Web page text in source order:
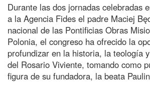
Durante las dos jornadas celebradas
a la Agencia Fides el padre Maciej
nacional de las Pontificias Obras
Polonia, el congreso ha ofrecido la
profundizar en la historia, la teología
del Rosario Viviente, tomando como
figura de su fundadora, la beata